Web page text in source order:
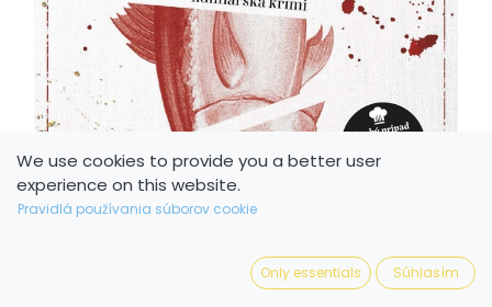
We use cookies to provide you a better user
experience on this website.
Pravidlá používania súborov cookie
Only essentials Súhlasím